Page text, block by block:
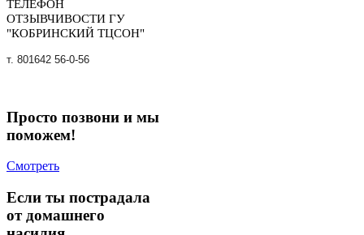
ТЕЛЕФОН
ОТЗЫВЧИВОСТИ ГУ
"КОБРИНСКИЙ ТЦСОН"
т. 801642 56-0-56
Просто позвони и мы
поможем!
Смотреть
Если ты пострадала
от домашнего